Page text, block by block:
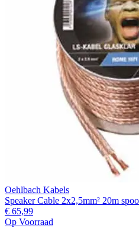
Oehlbach Kabels
Speaker Cable 2x2,5mm² 20m
€ 65,99
Op Voorraad